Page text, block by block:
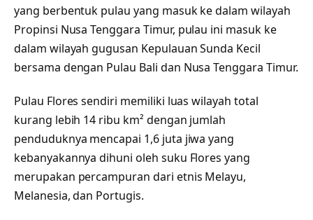
yang berbentuk pulau yang masuk ke dalam wilayah
Propinsi Nusa Tenggara Timur, pulau ini masuk ke
dalam wilayah gugusan Kepulauan Sunda Kecil
bersama dengan Pulau Bali dan Nusa Tenggara Timur.
Pulau Flores sendiri memiliki luas wilayah total
kurang lebih 14 ribu km² dengan jumlah
penduduknya mencapai 1,6 juta jiwa yang
kebanyakannya dihuni oleh suku Flores yang
merupakan percampuran dari etnis Melayu,
Melanesia, dan Portugis.